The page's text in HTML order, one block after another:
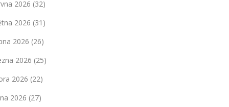
2026 (32)
2026 (31)
2026 (26)
2026 (25)
2026 (22)
2026 (27)